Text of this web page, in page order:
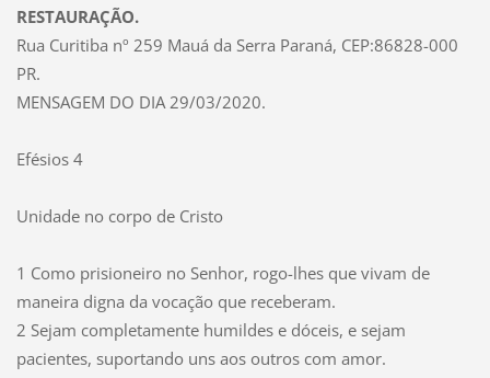
RESTAURAÇÃO.
Rua Curitiba nº 259 Mauá da Serra Paraná, CEP:86828-000
PR.
MENSAGEM DO DIA 29/03/2020.
Efésios 4
Unidade no corpo de Cristo
1 Como prisioneiro no Senhor, rogo-lhes que vivam de
maneira digna da vocação que receberam.
2 Sejam completamente humildes e dóceis, e sejam
pacientes, suportando uns aos outros com amor.